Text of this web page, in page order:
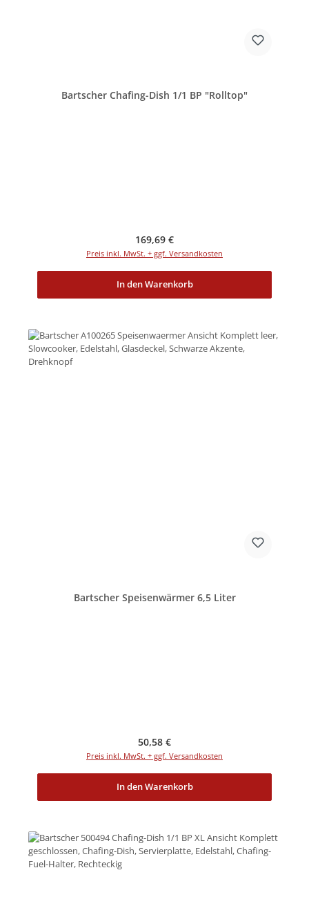
Bartscher Chafing-Dish 1/1 BP "Rolltop"
Regulärer Preis:
169,69 €
Preis inkl. MwSt. + ggf. Versandkosten
In den Warenkorb
Bartscher Speisenwärmer 6,5 Liter
Regulärer Preis:
50,58 €
Preis inkl. MwSt. + ggf. Versandkosten
In den Warenkorb